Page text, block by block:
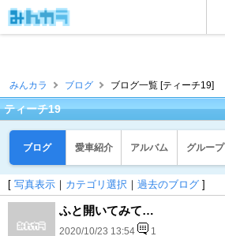
みんカラ ブログ ブログ一覧 [ティーチ19]
ティーチ19
ブログ 愛車紹介 アルバム グループ
[ 写真表示 ｜ カテゴリ選択 ｜ 過去のブログ ]
ふと開いてみて…
2020/10/23 13:54 1